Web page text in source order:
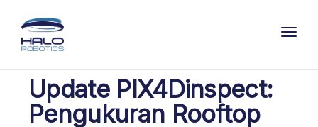
Update PIX4Dinspect:
Pengukuran Rooftop